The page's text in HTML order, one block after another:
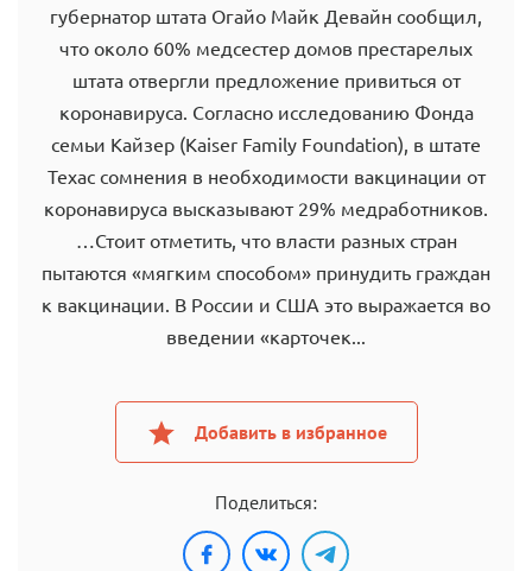
губернатор штата Огайо Майк Девайн сообщил,
что около 60% медсестер домов престарелых
штата отвергли предложение привиться от
коронавируса. Согласно исследованию Фонда
семьи Кайзер (Kaiser Family Foundation), в штате
Техас сомнения в необходимости вакцинации от
коронавируса высказывают 29% медработников.
…Стоит отметить, что власти разных стран
пытаются «мягким способом» принудить граждан
к вакцинации. В России и США это выражается во
введении «карточек...
Добавить в избранное
Поделиться: